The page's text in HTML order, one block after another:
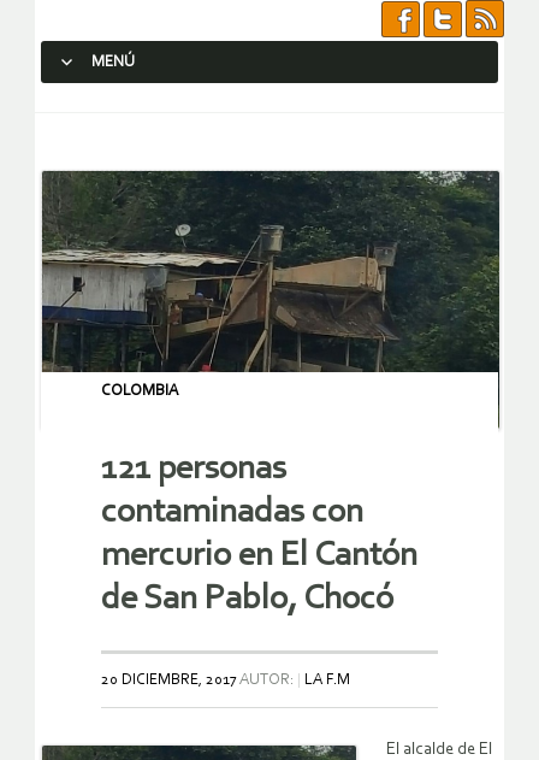
MENÚ
COLOMBIA
121 personas
contaminadas con
mercurio en El Cantón
de San Pablo, Chocó
20 DICIEMBRE, 2017AUTOR: LA F.M
El alcalde de El